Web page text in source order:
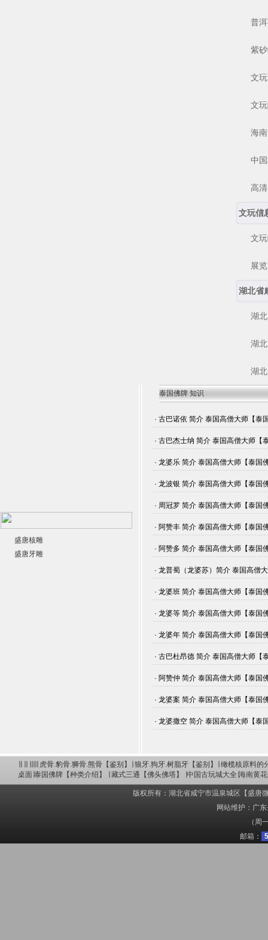
普洱
紫砂
文玩
文玩
海南
中国
高清
文玩信
文玩
展览
湖北省
湖北
湖北
湖北
盛唐核雕
盛唐牙雕
泰国佛牌 知识
· 古巴诺依 简介 泰国高僧大师【
· 古巴杰士纳 简介 泰国高僧大师
· 龙婆乐 简介 泰国高僧大师【泰
· 龙波银 简介 泰国高僧大师【泰
· 周冠罗 简介 泰国高僧大师【泰
· 阿赞丰 简介 泰国高僧大师【泰
· 阿赞多 简介 泰国高僧大师【泰
· 龙普蜀（龙婆苏）简介 泰国高僧
· 龙婆班 简介 泰国高僧大师【泰
· 龙婆等 简介 泰国高僧大师【泰
· 龙婆年 简介 泰国高僧大师【泰
· 古巴杜昂德 简介 泰国高僧大师
· 阿赞仲 简介 泰国高僧大师【泰
· 龙婆案 简介 泰国高僧大师【泰
· 龙婆撒空 简介 泰国高僧大师【
虎骨.豹骨.狮骨.熊骨【鉴别】 狼牙.狗牙.树脂牙【鉴别】
橄榄核原料的
桌面 泰国佛牌【种类介绍】 藏式三通【佛头佛塔】 中国古玩城大全 海南黄
版权所有：湖北省咸宁市温泉城区【盛唐
网站维护：广
（周
邮箱：